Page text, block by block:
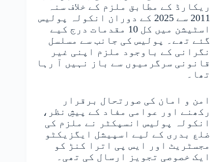
ریکارڈ کے مطابق ملزم کے خلاف سنہ
2011 سے 2025 کے دوران انکولہ پولیس
اسٹیشن میں کل 10 مقدمات درج کیے
گئے تھے۔ پولیس کی جانب سے مسلسل
نگرانی کے باوجود ملزم اپنی غیر
قانونی سرگرمیوں سے باز نہیں آ رہا
تھا۔
امن و امان کی صورتحال برقرار
رکھنے اور عوامی مفاد کے پیشِ نظر،
انکولہ پولیس انسپکٹر نے ملزم کی
ضلع بدری کے لیے اسپیشل ایگزیکٹو
مجسٹریٹ اور ایس پی اترا کنڑ کو
ایک خصوصی تجویز ارسال کی تھی۔